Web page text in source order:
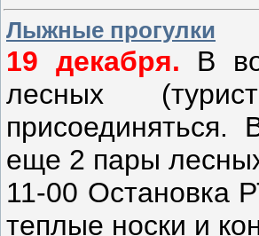
Лыжные прогулки
19 декабря.
В
лесных
еще 2 пары
11-00 Остановка
теплые носки и